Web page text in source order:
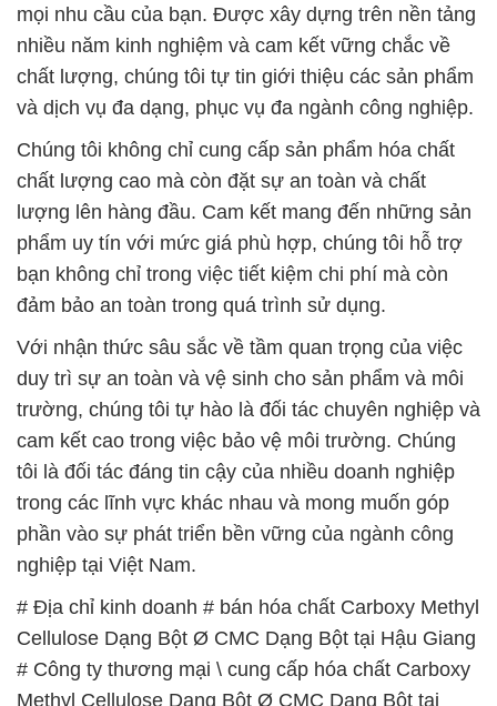
Chúng tôi không chỉ cung cấp sản phẩm hóa chất
chất lượng cao mà còn đặt sự an toàn và chất
lượng lên hàng đầu. Cam kết mang đến những sản
phẩm uy tín với mức giá phù hợp, chúng tôi hỗ trợ
bạn không chỉ trong việc tiết kiệm chi phí mà còn
đảm bảo an toàn trong quá trình sử dụng.
Với nhận thức sâu sắc về tầm quan trọng của việc
duy trì sự an toàn và vệ sinh cho sản phẩm và môi
trường, chúng tôi tự hào là đối tác chuyên nghiệp và
cam kết cao trong việc bảo vệ môi trường. Chúng
tôi là đối tác đáng tin cậy của nhiều doanh nghiệp
trong các lĩnh vực khác nhau và mong muốn góp
phần vào sự phát triển bền vững của ngành công
nghiệp tại Việt Nam.
# Địa chỉ kinh doanh # bán hóa chất Carboxy Methyl
Cellulose Dạng Bột Ø CMC Dạng Bột tại Hậu Giang
# Công ty thương mại \ cung cấp hóa chất Carboxy
Methyl Cellulose Dạng Bột Ø CMC Dạng Bột tại
Hậu Giang
# Địa chỉ cung cấp | thương mại hóa chất Carboxy
Methyl Cellulose Dạng Bột Ø CMC Dạng Bột tại
Hậu Giang